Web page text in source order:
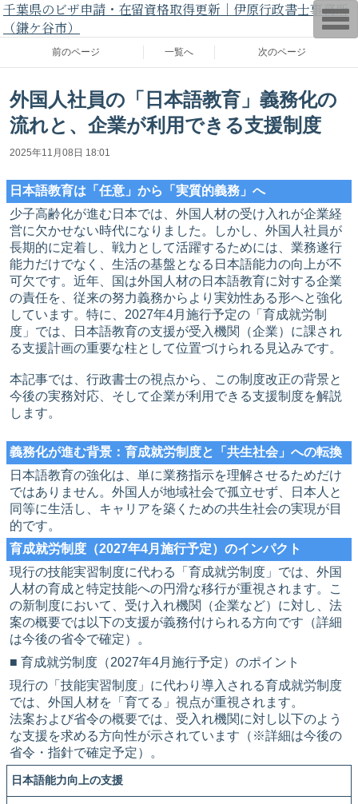
千葉県のビザ申請・在留資格取得更新｜伊原行政書士事務所
（鎌ケ谷市）
前のページ 一覧へ 次のページ
外国人社員の「日本語教育」義務化の
流れと、企業が利用できる支援制度
2025年11月08日 18:01
日本語教育は「任意」から「実質的義務」へ
少子高齢化が進む日本では、外国人材の受け入れが企業経
営に欠かせない時代になりました。しかし、外国人社員が
長期的に定着し、戦力として活躍するためには、業務遂行
能力だけでなく、生活の基盤となる日本語能力の向上が不
可欠です。近年、国は外国人材の日本語教育に対する企業
の責任を、従来の努力義務からより実効性ある形へと強化
しています。特に、2027年4月施行予定の「育成就労制
度」では、日本語教育の支援が受入機関（企業）に課され
る支援計画の重要な柱として位置づけられる見込みです。
本記事では、行政書士の視点から、この制度改正の背景と
今後の実務対応、そして企業が利用できる支援制度を解説
します。
義務化が進む背景：育成就労制度と「共生社会」への転換
日本語教育の強化は、単に業務指示を理解させるためだけ
ではありません。外国人が地域社会で孤立せず、日本人と
同等に生活し、キャリアを築くための共生社会の実現が目
的です。
育成就労制度（2027年4月施行予定）のインパクト
現行の技能実習制度に代わる「育成就労制度」では、外国
人材の育成と特定技能への円滑な移行が重視されます。こ
の新制度において、受け入れ機関（企業など）に対し、法
案の概要では以下の支援が義務付けられる方向です（詳細
は今後の省令で確定）。
■ 育成就労制度（2027年4月施行予定）のポイント
現行の「技能実習制度」に代わり導入される育成就労制度
では、外国人材を「育てる」視点が重視されます。
法案および省令の概要では、受入れ機関に対し以下のよう
な支援を求める方向性が示されています（※詳細は今後の
省令・指針で確定予定）。
日本語能力向上の支援
T
o
g
a
o